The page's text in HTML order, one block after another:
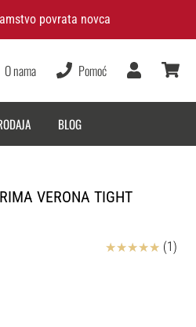
povrata novca
O nama Pomoć
Korisnik
BLOG
VERONA TIGHT
Ocjena proizvoda
(1)